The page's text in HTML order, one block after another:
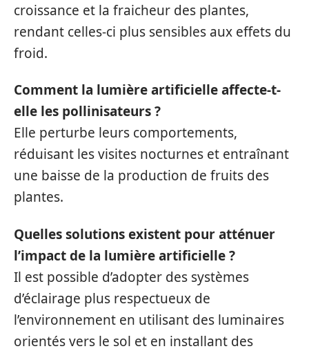
croissance et la fraicheur des plantes,
rendant celles-ci plus sensibles aux effets du
froid.
Comment la lumière artificielle affecte-t-
elle les pollinisateurs ?
Elle perturbe leurs comportements,
réduisant les visites nocturnes et entraînant
une baisse de la production de fruits des
plantes.
Quelles solutions existent pour atténuer
l’impact de la lumière artificielle ?
Il est possible d’adopter des systèmes
d’éclairage plus respectueux de
l’environnement en utilisant des luminaires
orientés vers le sol et en installant des